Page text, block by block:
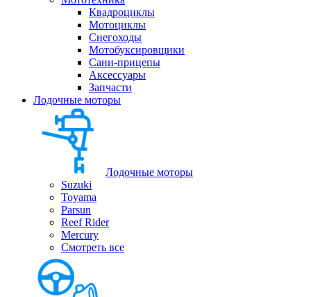
Квадроциклы
Мотоциклы
Снегоходы
Мотобуксировщики
Сани-прицепы
Аксессуары
Запчасти
Лодочные моторы
Лодочные моторы
Suzuki
Toyama
Parsun
Reef Rider
Mercury
Смотреть все